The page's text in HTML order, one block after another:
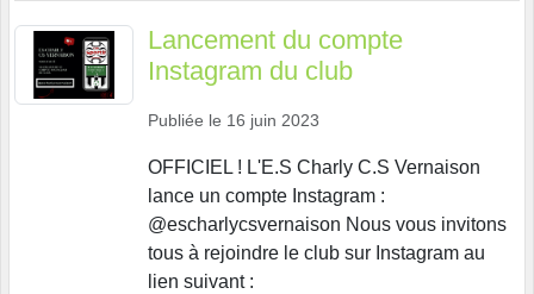
Lancement du compte
Instagram du club
Publiée le 16 juin 2023
OFFICIEL ! L'E.S Charly C.S Vernaison
lance un compte Instagram :
@escharlycsvernaison Nous vous invitons
tous à rejoindre le club sur Instagram au
lien suivant :